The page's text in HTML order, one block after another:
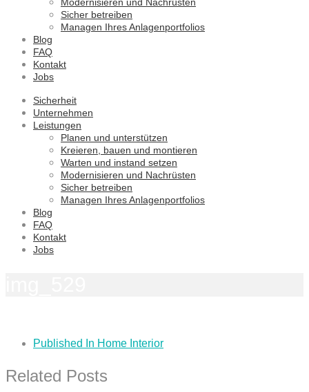
Sicher betreiben
Managen Ihres Anlagenportfolios
Blog
FAQ
Kontakt
Jobs
Sicherheit
Unternehmen
Leistungen
Planen und unterstützen
Kreieren, bauen und montieren
Warten und instand setzen
Modernisieren und Nachrüsten
Sicher betreiben
Managen Ihres Anlagenportfolios
Blog
FAQ
Kontakt
Jobs
Published In Home Interior
Related Posts